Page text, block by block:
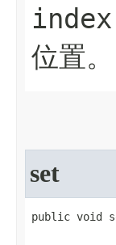
index
位置。
set
public void